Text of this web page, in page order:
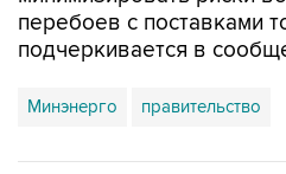
перебоев с поставками
подчеркивается в
Минэнерго правительство